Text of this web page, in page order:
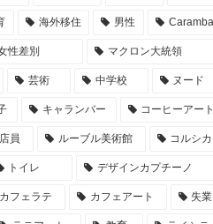
海外移住 男性
性差別 マクロン大統領
芸術 中学校 ヌード
キャランバー コーヒーアート
店員 ルーブル美術館 コルシカ
トイレ デザインカプチーノ
カフェラテ カフェアート 失業